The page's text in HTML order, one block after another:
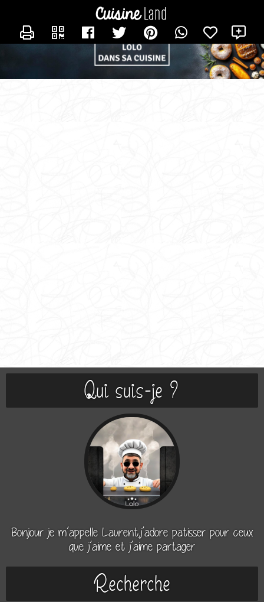
Qui suis-je ?
Bonjour je m’appelle Laurent,j’adore patisser pour ceux
que j’aime et j’aime partager
Recherche
CONTACTER LOLO_DANS_SA_CUISINE